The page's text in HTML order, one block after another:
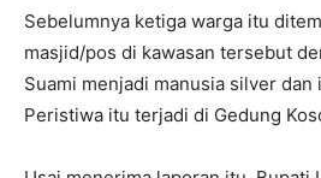
Sebelumnya ketiga warga itu
masjid/pos di kawasan tersebut
Suami menjadi manusia silver
Peristiwa itu terjadi di Gedung